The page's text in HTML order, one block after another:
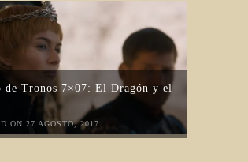
de Tronos 7×07: El Dragón y el
ON 27 AGOSTO, 2017